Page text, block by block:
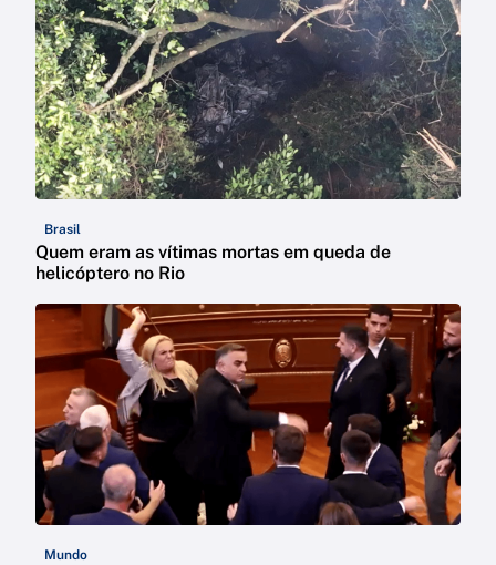
Brasil
Quem eram as vítimas mortas em queda de
helicóptero no Rio
Mundo